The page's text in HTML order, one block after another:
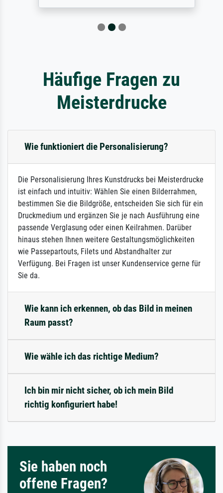
Häufige Fragen zu
Meisterdrucke
Wie funktioniert die Personalisierung?
Die Personalisierung Ihres Kunstdrucks bei Meisterdrucke
ist einfach und intuitiv: Wählen Sie einen Bilderrahmen,
bestimmen Sie die Bildgröße, entscheiden Sie sich für ein
Druckmedium und ergänzen Sie je nach Ausführung eine
passende Verglasung oder einen Keilrahmen. Darüber
hinaus stehen Ihnen weitere Gestaltungsmöglichkeiten
wie Passepartouts, Filets und Abstandhalter zur
Verfügung. Bei Fragen ist unser Kundenservice gerne für
Sie da.
Wie kann ich erkennen, ob das Bild in meinen
Raum passt?
Wie wähle ich das richtige Medium?
Ich bin mir nicht sicher, ob ich mein Bild
richtig konfiguriert habe!
Sie haben noch
offene Fragen?